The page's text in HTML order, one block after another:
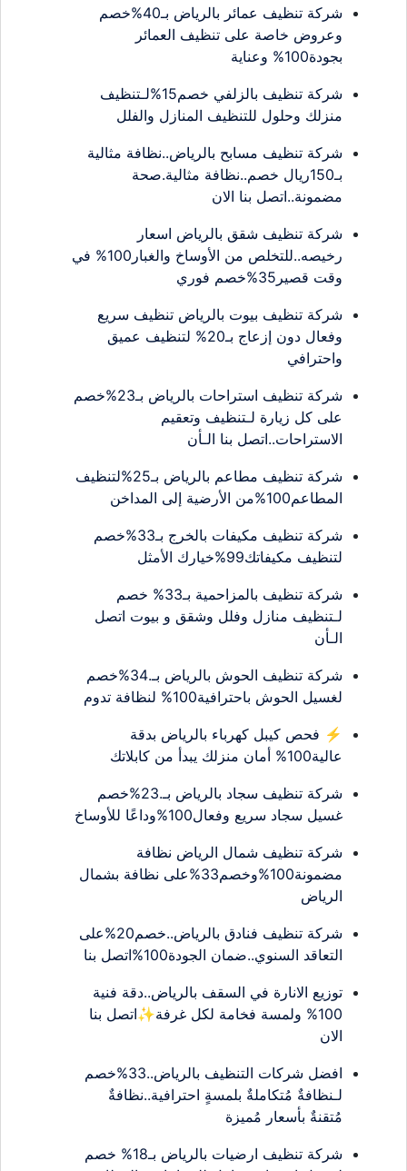
شركة تنظيف عمائر بالرياض بـ40%خصم
وعروض خاصة على تنظيف العمائر
بجودة100% وعناية
شركة تنظيف بالزلفي خصم15%لـتنظيف
منزلك وحلول للتنظيف المنازل والفلل
شركة تنظيف مسابح بالرياض..نظافة مثالية
بـ150ريال خصم..نظافة مثالية.صحة
مضمونة..اتصل بنا الان
شركة تنظيف شقق بالرياض اسعار
رخيصه..للتخلص من الأوساخ والغبار100% في
وقت قصير35%خصم فوري
شركة تنظيف بيوت بالرياض تنظيف سريع
وفعال دون إزعاج بـ20% لتنظيف عميق
واحترافي
شركة تنظيف استراحات بالرياض بـ23%خصم
على كل زيارة لـتنظيف وتعقيم
الاستراحات..اتصل بنا الـأن
شركة تنظيف مطاعم بالرياض بـ25%لتنظيف
المطاعم100%من الأرضية إلى المداخن
شركة تنظيف مكيفات بالخرج بـ33%خصم
لتنظيف مكيفاتك99%خيارك الأمثل
شركة تنظيف بالمزاحمية بـ33% خصم
لـتنظيف منازل وفلل وشقق و بيوت اتصل
الـأن
شركة تنظيف الحوش بالرياض بـ.34%خصم
لغسيل الحوش باحترافية100% لنظافة تدوم
⚡ فحص كيبل كهرباء بالرياض بدقة
عالية100% أمان منزلك يبدأ من كابلاتك
شركة تنظيف سجاد بالرياض بـ.23%خصم
غسيل سجاد سريع وفعال100%وداعًا للأوساخ
شركة تنظيف شمال الرياض نظافة
مضمونة100%وخصم33%على نظافة بشمال
الرياض
شركة تنظيف فنادق بالرياض..خصم20%على
التعاقد السنوي..ضمان الجودة100%اتصل بنا
توزيع الانارة في السقف بالرياض..دقة فنية
100% ولمسة فخامة لكل غرفة✨اتصل بنا
الان
افضل شركات التنظيف بالرياض..33%خصم
لـنظافةٌ مُتكاملةٌ بلمسةٍ احترافية..نظافةٌ
مُتقنةٌ بأسعار مُميزة
شركة تنظيف ارضيات بالرياض بـ18% خصم